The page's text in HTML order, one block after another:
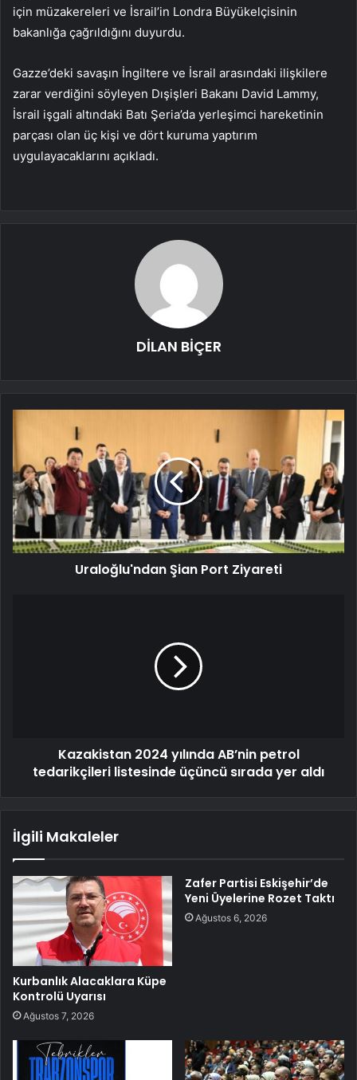
için müzakereleri ve İsrail’in Londra Büyükelçisinin
bakanlığa çağrıldığını duyurdu.
Gazze’deki savaşın İngiltere ve İsrail arasındaki ilişkilere
zarar verdiğini söyleyen Dışişleri Bakanı David Lammy,
İsrail işgali altındaki Batı Şeria’da yerleşimci hareketinin
parçası olan üç kişi ve dört kuruma yaptırım
uygulayacaklarını açıkladı.
DİLAN BİÇER
Uraloğlu'ndan Şian Port Ziyareti
Kazakistan 2024 yılında AB’nin petrol
tedarikçileri listesinde üçüncü sırada yer aldı
İlgili Makaleler
Kurbanlık Alacaklara Küpe
Kontrolü Uyarısı
Ağustos 7, 2026
Zafer Partisi Eskişehir’de
Yeni Üyelerine Rozet Taktı
Ağustos 6, 2026